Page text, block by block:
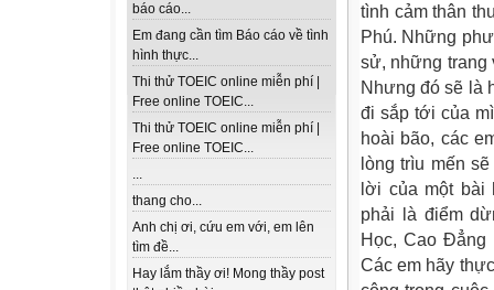
báo cáo...
Em đang cần tìm Báo cáo về tình
hình thực...
Thi thử TOEIC online miễn phí |
Free online TOEIC...
Thi thử TOEIC online miễn phí |
Free online TOEIC...
...
thang cho...
Anh chị ơi, cứu em với, em lên
tìm đề...
Hay lắm thầy ơi! Mong thầy post
tình cảm thân
Phú. Những
sử, những trang
Nhưng đó sẽ là
đi sắp tới của
hoài bão, các
lòng trìu mến
lời của một bài
phải là điểm
Học, Cao
Các em hãy